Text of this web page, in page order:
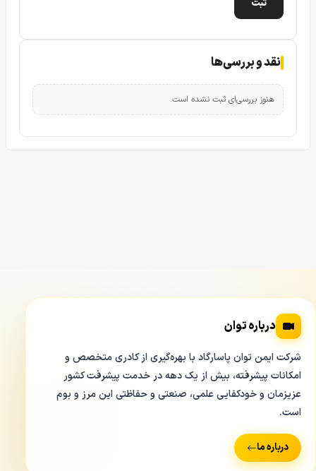
نقد و بررسی‌ها
هنوز بررسی‌ای ثبت نشده است.
درباره توان
شرکت ایمن توان پاسارگاد با بهره‌گیری از کادری متخصص و
امکانات پیشرفته، بیش از یک دهه در خدمت پیشرفت کشور
عزیزمان و خودکفایی علمی، صنعتی و حفاظتی این مرز و بوم
است.
درباره ما